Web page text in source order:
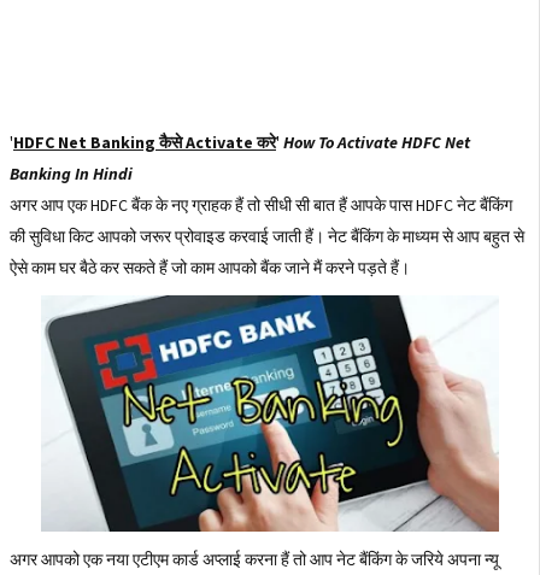
'HDFC Net Banking कैसे Activate करे' How To Activate HDFC Net
Banking In Hindi
अगर आप एक HDFC बैंक के नए ग्राहक हैं तो सीधी सी बात हैं आपके पास HDFC नेट बैंकिंग
की सुविधा किट आपको जरूर प्रोवाइड करवाई जाती हैं। नेट बैंकिंग के माध्यम से आप बहुत से
ऐसे काम घर बैठे कर सकते हैं जो काम आपको बैंक जाने मैं करने पड़ते हैं।
अगर आपको एक नया एटीएम कार्ड अप्लाई करना हैं तो आप नेट बैंकिंग के जरिये अपना न्यू